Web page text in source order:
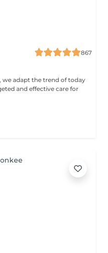
867
we adapt the trend of today
and effective care for